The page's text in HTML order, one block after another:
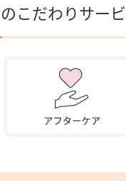
こだわりサー